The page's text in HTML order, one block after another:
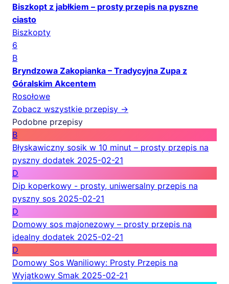
Biszkopt z jabłkiem – prosty przepis na pyszne
ciasto
Biszkopty
6
B
Bryndzowa Zakopianka – Tradycyjna Zupa z
Góralskim Akcentem
Rosołowe
Zobacz wszystkie przepisy →
Podobne przepisy
B
Błyskawiczny sosik w 10 minut – prosty przepis na
pyszny dodatek 2025-02-21
D
Dip koperkowy - prosty, uniwersalny przepis na
pyszny sos 2025-02-21
D
Domowy sos majonezowy – prosty przepis na
idealny dodatek 2025-02-21
D
Domowy Sos Waniliowy: Prosty Przepis na
Wyjątkowy Smak 2025-02-21